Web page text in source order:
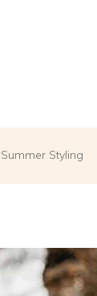
Summer Styling